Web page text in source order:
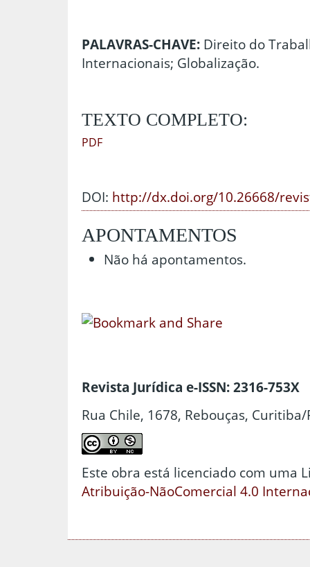
PALAVRAS-CHAVE: Direito do
Internacionais; Globalização.
TEXTO COMPLETO:
PDF
DOI: http://dx.doi.org/10.26668/
APONTAMENTOS
Não há apontamentos.
Revista Jurídica e-ISSN: 2316-753X
Rua Chile, 1678, Rebouças, Curitiba/
Este obra está licenciado com uma
Atribuição-NãoComercial 4.0